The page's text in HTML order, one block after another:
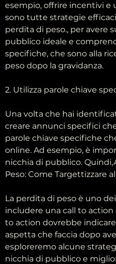
esempio, offrire incentivi e
sono tutte strategie
perdita di peso., per avere
pubblico ideale e
specifiche, che sono alla
peso dopo la gravidanza.
2. Utilizza parole chiave
Una volta che hai
creare annunci specifici
parole chiave specifiche
online. Ad esempio, è
nicchia di pubblico.
Peso: Come Targettizzare
La perdita di peso è uno
includere una call to action
to action dovrebbe
aspetta che faccia dopo
esploreremo alcune
nicchia di pubblico e